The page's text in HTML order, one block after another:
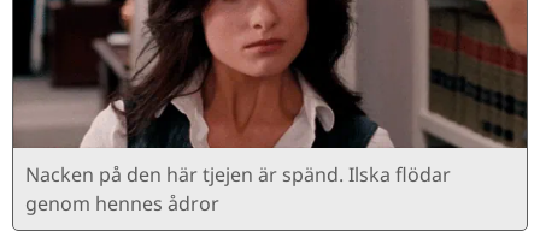
Nacken på den här tjejen är spänd. Ilska flödar
genom hennes ådror